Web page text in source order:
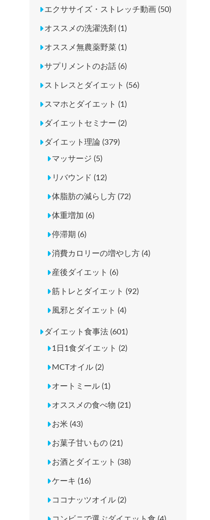
エクササイズ・ストレッチ動画 (50)
オススメの洗濯洗剤 (1)
オススメ無農薬野菜 (1)
サプリメントのお話 (6)
ストレスとダイエット (56)
スマホとダイエット (1)
ダイエットセミナー (2)
ダイエット理論 (379)
マッサージ (5)
リバウンド (12)
体脂肪の減らし方 (72)
体重増加 (6)
停滞期 (6)
消費カロリーの増やし方 (4)
産後ダイエット (6)
筋トレとダイエット (92)
風邪とダイエット (4)
ダイエット食事法 (601)
1日1食ダイエット (2)
MCTオイル (2)
オートミール (1)
オススメの食べ物 (21)
お米 (43)
お菓子甘いもの (21)
お酒とダイエット (38)
ケーキ (16)
ココナッツオイル (2)